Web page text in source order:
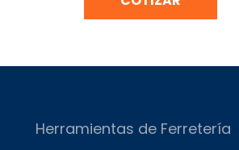
Herramientas de Ferretería